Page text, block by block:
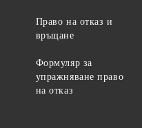
Право на отказ и
връщане
Формуляр за
упражняване право
на отказ